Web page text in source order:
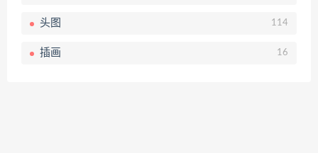
头图 114
插画 16